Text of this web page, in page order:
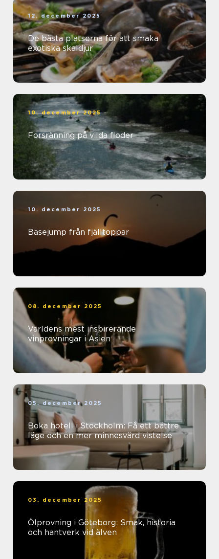
12. december 2025
De bästa platserna för att smaka
exotiska skaldjur
10. december 2025
Forsränning på vilda floder
10. december 2025
Basejump från fjälltoppar
08. december 2025
Världens mest inspirerande
vinprovningar i Asien
05. december 2025
Boka hotell i Stockholm: Få ett bättre
läge och en mer minnesvärd vistelse
03. december 2025
Ölprovning i Göteborg: Smak, historia
och hantverk vid älven